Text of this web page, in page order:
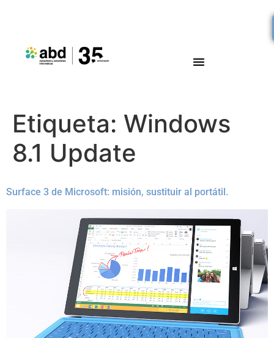
Etiqueta: Windows
8.1 Update
Surface 3 de Microsoft: misión, sustituir al portátil.